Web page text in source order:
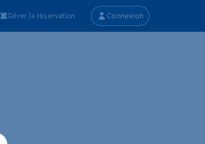
Gérer la réservation Connexion